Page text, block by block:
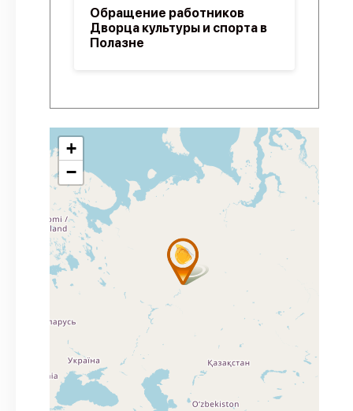
Обращение работников
Дворца культуры и спорта в
Полазне
+
−